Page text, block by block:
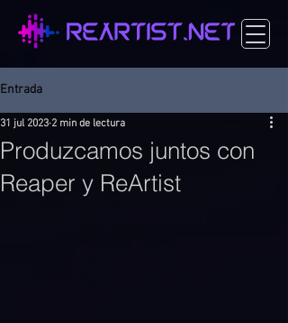
Entrada
Produzcamos juntos con
Reaper y ReArtist
31 jul 2023 2 min de lectura